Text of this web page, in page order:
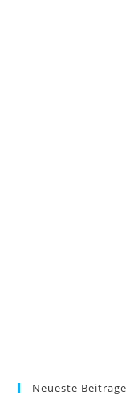
Neueste Beiträge